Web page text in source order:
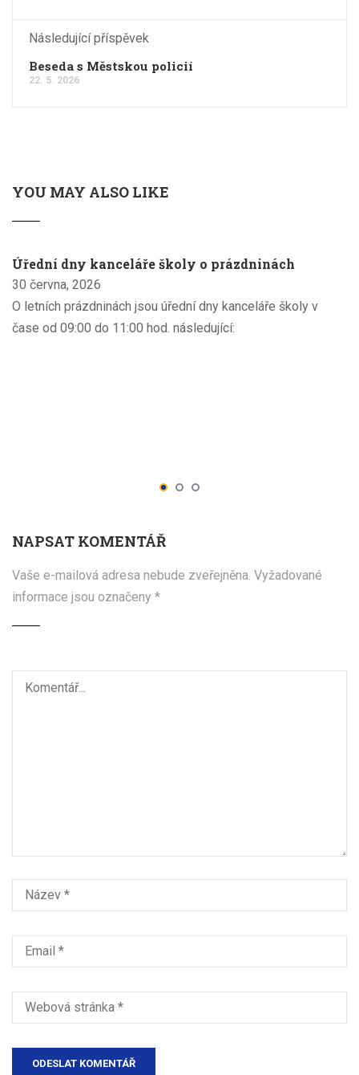
Následující příspěvek
Beseda s Městskou policií
22. 5. 2026
YOU MAY ALSO LIKE
Úřední dny kanceláře školy o prázdninách
30 června, 2026
O letních prázdninách jsou úřední dny kanceláře školy v
čase od 09:00 do 11:00 hod. následující:
NAPSAT KOMENTÁŘ
Vaše e-mailová adresa nebude zveřejněna. Vyžadované
informace jsou označeny *